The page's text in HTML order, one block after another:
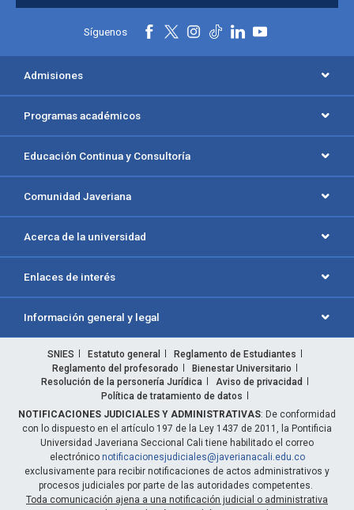
Síguenos
Admisiones
Programas académicos
Educación Continua y Consultoría
Comunidad Javeriana
Acerca de la universidad
Enlaces de interés
Información general y legal
SNIES Estatuto general
Reglamento de Estudiantes
Reglamento del profesorado
Bienestar Universitario
Resolución de la personería Jurídica
Aviso de privacidad
Política de tratamiento de datos
NOTIFICACIONES JUDICIALES Y ADMINISTRATIVAS: De conformidad
con lo dispuesto en el artículo 197 de la Ley 1437 de 2011, la Pontificia
Universidad Javeriana Seccional Cali tiene habilitado el correo
electrónico notificacionesjudiciales@javerianacali.edu.co
exclusivamente para recibir notificaciones de actos administrativos y
procesos judiciales por parte de las autoridades competentes.
Toda comunicación ajena a una notificación judicial o administrativa